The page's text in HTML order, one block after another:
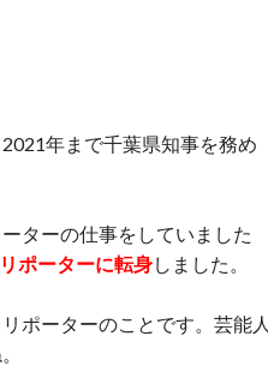
年まで千葉県知事を務め
ターの仕事をしていました
ポーターに転身しました。
ポーターのことです。芸能人